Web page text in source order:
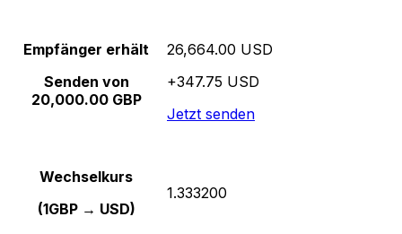
Empfänger erhält
Senden von
20,000.00 GBP
26,664.00 USD
+347.75 USD
Jetzt senden
Wechselkurs
(1GBP → USD)
1.333200